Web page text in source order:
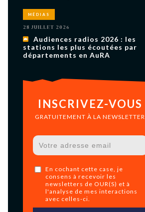
MÉDIAS
28 JUILLET 2026
Audiences radios 2026 : les
stations les plus écoutées par
départements en AuRA
INSCRIVEZ-VOUS
GRATUITEMENT À LA NEWSLETTER
En cochant cette case, je
consens à recevoir les
newsletters de OUR(S) et à
l'analyse de mes interactions
avec celles-ci.